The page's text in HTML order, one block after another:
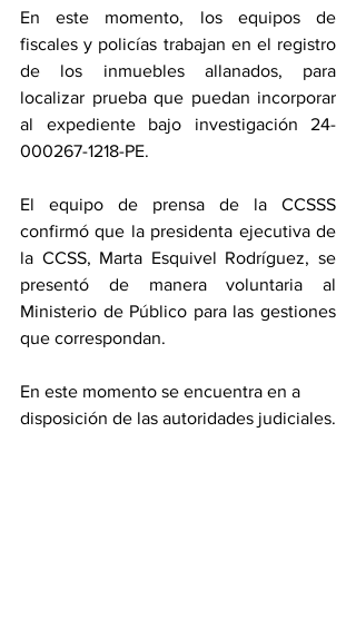
En este momento, los equipos de
fiscales y policías trabajan en el registro
de los inmuebles allanados, para
localizar prueba que puedan incorporar
al expediente bajo investigación 24-
000267-1218-PE.
El equipo de prensa de la CCSSS
confirmó que la presidenta ejecutiva de
la CCSS, Marta Esquivel Rodríguez, se
presentó de manera voluntaria al
Ministerio de Público para las gestiones
que correspondan.
En este momento se encuentra en a
disposición de las autoridades judiciales.